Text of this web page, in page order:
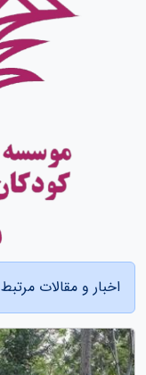
اخبار و مقالات مرتبط